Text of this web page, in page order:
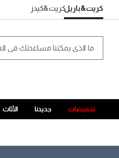
كريت&باريلكريت&كيدز
تخفيضات جديدنا الأثاث